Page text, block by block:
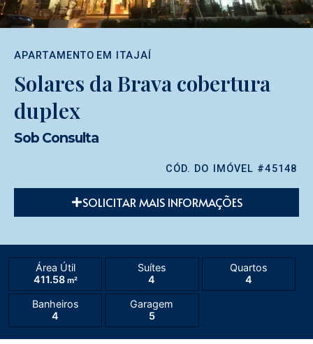
APARTAMENTO EM ITAJAÍ
Solares da Brava cobertura
duplex
Sob Consulta
CÓD. DO IMÓVEL #45148
SOLICITAR MAIS INFORMAÇÕES
Área Útil
411.58m²
Suítes
4
Quartos
4
Banheiros
4
Garagem
5